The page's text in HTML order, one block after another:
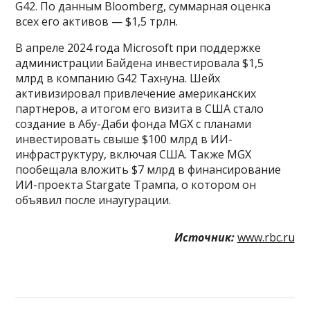
G42. По данным Bloomberg, суммарная оценка
всех его активов — $1,5 трлн.
В апреле 2024 года Microsoft при поддержке
администрации Байдена инвестировала $1,5
млрд в компанию G42 Тахнуна. Шейх
активизировал привлечение американских
партнеров, а итогом его визита в США стало
создание в Абу-Даби фонда MGX с планами
инвестировать свыше $100 млрд в ИИ-
инфраструктуру, включая США. Также MGX
пообещала вложить $7 млрд в финансирование
ИИ-проекта Stargate Трампа, о котором он
объявил после инаугурации.
Источник: www.rbc.ru